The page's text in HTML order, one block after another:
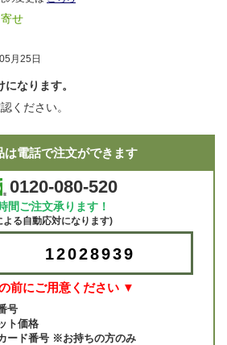
せ
月25日
なります。
ください。
は電話で注文ができます
0120-080-520
間ご注文承ります！
よる自動応対になります)
12028939
前にご用意ください ▼
号
ト価格
ード番号 ※お持ちの方のみ